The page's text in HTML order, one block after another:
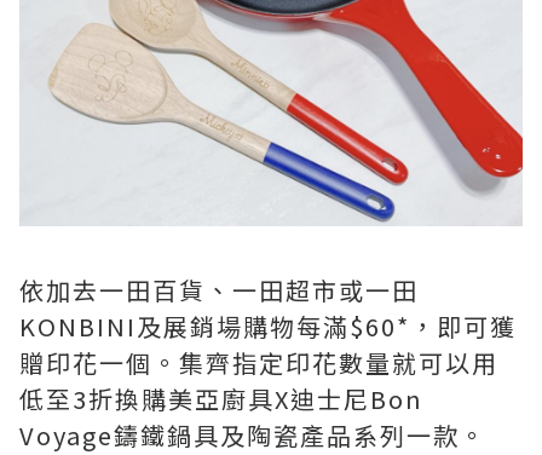
依加去一田百貨、一田超市或一田
KONBINI及展銷場購物每滿$60*，即可獲
贈印花一個。集齊指定印花數量就可以用
低至3折換購美亞廚具X迪士尼Bon
Voyage鑄鐵鍋具及陶瓷產品系列一款。